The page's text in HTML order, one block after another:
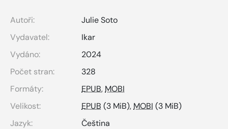
Autoři:
Julie Soto
Vydavatel:
Ikar
Vydáno:
2024
Počet stran:
328
Formáty:
EPUB, MOBI
Velikost:
EPUB (3 MiB), MOBI (3 MiB)
Jazyk:
Čeština